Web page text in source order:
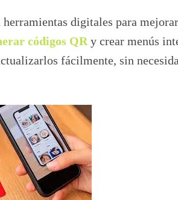
digitales para
códigos QR y crear menús
fácilmente, sin